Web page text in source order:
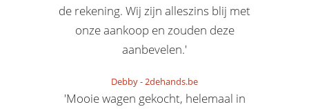
de rekening. Wij zijn alleszins blij met
onze aankoop en zouden deze
aanbevelen.'
Debby-2dehands.be
'Mooie wagen gekocht, helemaal in